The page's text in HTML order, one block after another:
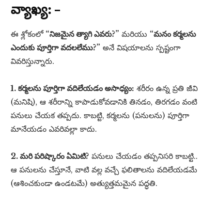
వ్యాఖ్య: –
ఈ శ్లోకంలో “నిజమైన త్యాగి ఎవరు?” మరియు “మనం కర్మలను
ఎందుకు పూర్తిగా వదలలేము?” అనే విషయాలను స్పష్టంగా
వివరిస్తున్నారు.
1. కర్మలను పూర్తిగా వదిలేయడం అసాధ్యం: శరీరం ఉన్న ప్రతి జీవి
(మనిషి), ఆ శరీరాన్ని కాపాడుకోవడానికి తినడం, తిరగడం వంటి
పనులు చేయక తప్పదు. కాబట్టి, కర్మలను (పనులను) పూర్తిగా
మానేయడం ఎవరివల్లా కాదు.
2. మరి పరిష్కారం ఏమిటి? పనులు చేయడం తప్పనిసరి కాబట్టి..
ఆ పనులను చేస్తూనే, వాటి వల్ల వచ్చే ఫలితాలను వదిలేయడమే
(ఆశించకుండా ఉండటమే) అత్యుత్తమమైన పద్ధతి.